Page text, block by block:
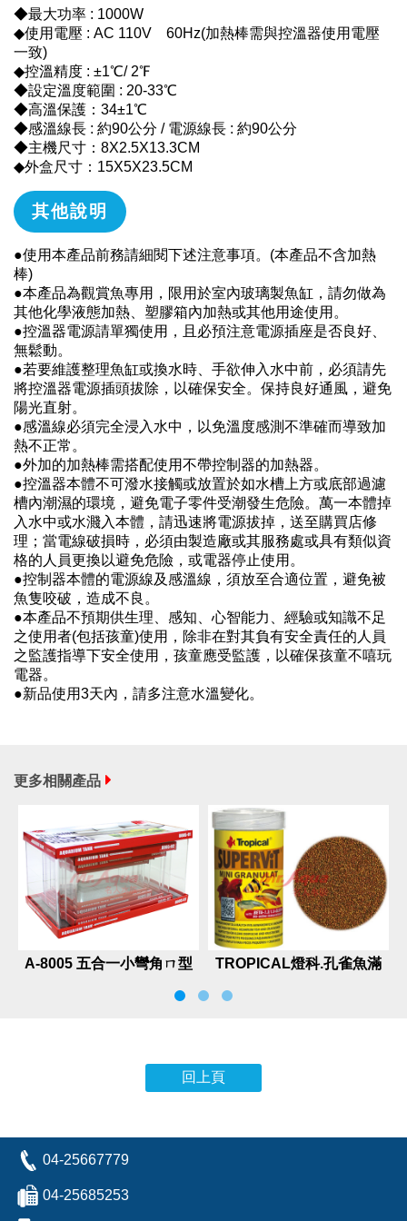
◆最大功率 : 1000W
◆使用電壓 : AC 110V 60Hz(加熱棒需與控溫器使用電壓
一致)
◆控溫精度 : ±1℃/ 2℉
◆設定溫度範圍 : 20-33℃
◆高溫保護：34±1℃
◆感溫線長 : 約90公分 / 電源線長 : 約90公分
◆主機尺寸：8X2.5X13.3CM
◆外盒尺寸：15X5X23.5CM
其他說明
●使用本產品前務請細閱下述注意事項。(本產品不含加熱
棒)
●本產品為觀賞魚專用，限用於室內玻璃製魚缸，請勿做為
其他化學液態加熱、塑膠箱內加熱或其他用途使用。
●控溫器電源請單獨使用，且必預注意電源插座是否良好、
無鬆動。
●若要維護整理魚缸或換水時、手欲伸入水中前，必須請先
將控溫器電源插頭拔除，以確保安全。保持良好通風，避免
陽光直射。
●感溫線必須完全浸入水中，以免溫度感測不準確而導致加
熱不正常。
●外加的加熱棒需搭配使用不帶控制器的加熱器。
●控溫器本體不可潑水接觸或放置於如水槽上方或底部過濾
槽內潮濕的環境，避免電子零件受潮發生危險。萬一本體掉
入水中或水濺入本體，請迅速將電源拔掉，送至購買店修
理；當電線破損時，必須由製造廠或其服務處或具有類似資
格的人員更換以避免危險，或電器停止使用。
●控制器本體的電源線及感溫線，須放至合適位置，避免被
魚隻咬破，造成不良。
●本產品不預期供生理、感知、心智能力、經驗或知識不足
之使用者(包括孩童)使用，除非在對其負有安全責任的人員
之監護指導下安全使用，孩童應受監護，以確保孩童不嘻玩
電器。
●新品使用3天內，請多注意水溫變化。
更多相關產品
A-8005 五合一小彎角ㄇ型
TROPICAL燈科.孔雀魚滿
回上頁
04-25667779
04-25685253